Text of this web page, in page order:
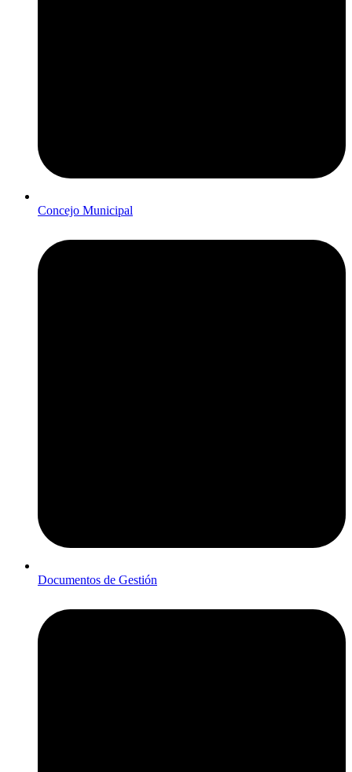
Concejo Municipal
Documentos de Gestión